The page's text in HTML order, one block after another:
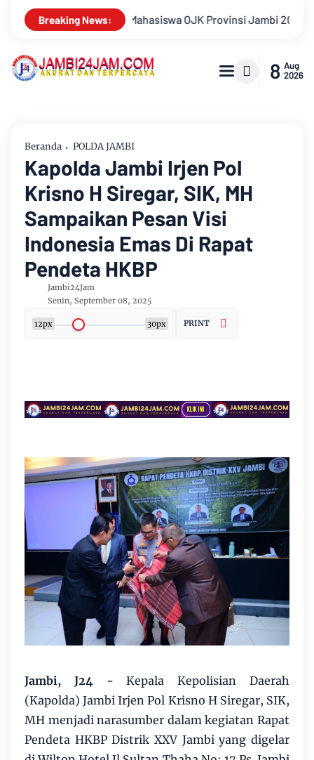
Breaking News:
2026, Unjuk Kreativitas di Taman Banjuran Budayo,
8 Aug
2026
Beranda POLDA JAMBI
Kapolda Jambi Irjen Pol
Krisno H Siregar, SIK, MH
Sampaikan Pesan Visi
Indonesia Emas Di Rapat
Pendeta HKBP
Jambi24Jam
Senin, September 08, 2025
12px 30px PRINT
Jambi, J24 -Kepala Kepolisian Daerah
(Kapolda) Jambi Irjen Pol Krisno H Siregar, SIK,
MH menjadi narasumber dalam kegiatan Rapat
Pendeta HKBP Distrik XXV Jambi yang digelar